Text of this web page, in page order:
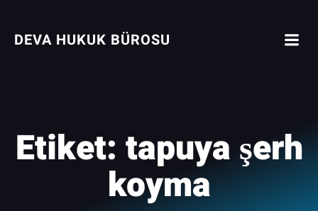
DEVA HUKUK BÜROSU
Etiket: tapuya şerh
koyma